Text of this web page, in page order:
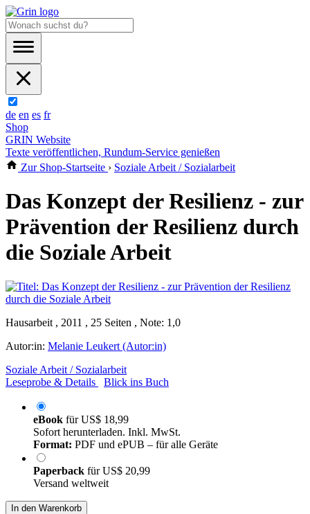
de en es fr
Shop
GRIN Website
Texte veröffentlichen, Rundum-Service genießen
Zur Shop-Startseite › Soziale Arbeit / Sozialarbeit
Das Konzept der Resilienz - zur
Prävention der Resilienz durch
die Soziale Arbeit
Hausarbeit , 2011 , 25 Seiten , Note: 1,0
Autor:in: Melanie Leukert (Autor:in)
Soziale Arbeit / Sozialarbeit
Leseprobe & Details
Blick ins Buch
eBook fürUS$ 18,99
Sofort herunterladen. Inkl. MwSt.
Format: PDF und ePUB – für alle Geräte
Paperback fürUS$ 20,99
Versand weltweit
In den Warenkorb